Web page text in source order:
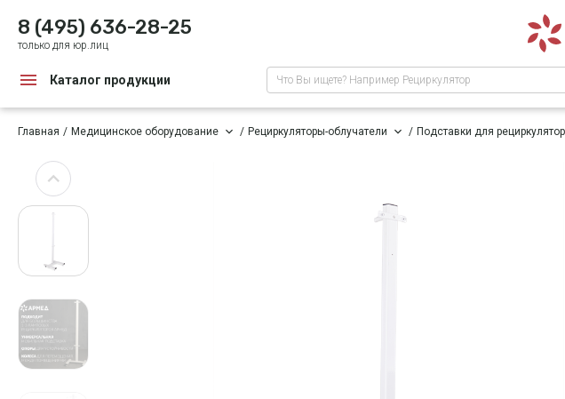
8 (495) 636-28-25
только для юр.лиц
Каталог продукции Что Вы ищете? Например Рециркулятор
Главная Медицинское оборудование Рециркуляторы-облучатели Подставки для